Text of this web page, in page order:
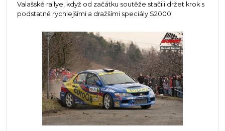
Valašské rallye, když od začátku soutěže stačili držet krok s
podstatně rychlejšími a dražšími speciály S2000.